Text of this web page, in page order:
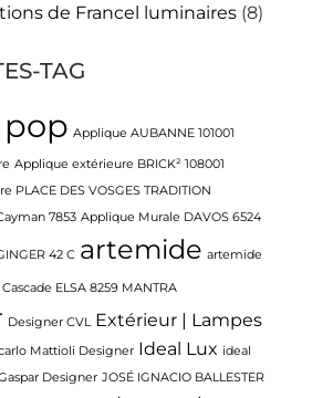
de Francel luminaires(8)
TAG
Applique AUBANNE 101001
Applique extérieure BRICK² 108001
PLACE DES VOSGES TRADITION
7853 Applique Murale DAVOS 6524
42 C artemide artemide
Cascade ELSA 8259 MANTRA
Designer CVL Extérieur | Lampes
Mattioli Designer Ideal Lux ideal
Designer JOSÉ IGNACIO BALLESTER